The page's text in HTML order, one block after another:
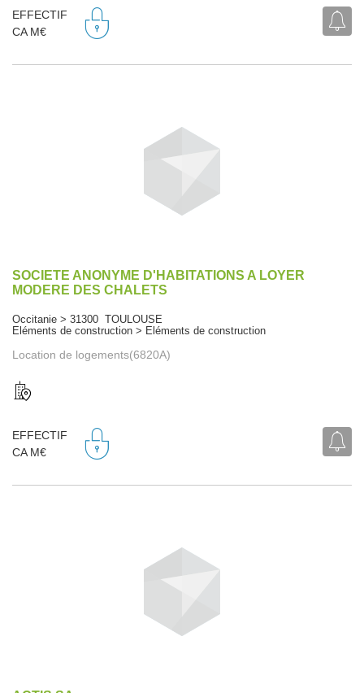
EFFECTIF
CA M€
SOCIETE ANONYME D'HABITATIONS A LOYER
MODERE DES CHALETS
Occitanie > 31300 TOULOUSE
Eléments de construction > Eléments de construction
Location de logements(6820A)
EFFECTIF
CA M€